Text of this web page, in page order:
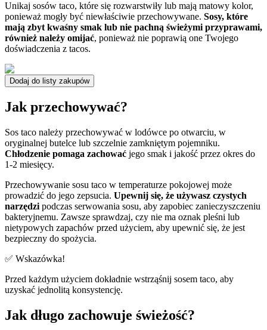
Unikaj sosów taco, które się rozwarstwiły lub mają matowy kolor,
ponieważ mogły być niewłaściwie przechowywane. Sosy, które
mają zbyt kwaśny smak lub nie pachną świeżymi przyprawami,
również należy omijać, ponieważ nie poprawią one Twojego
doświadczenia z tacos.
Dodaj do listy zakupów
Jak przechowywać?
Sos taco należy przechowywać w lodówce po otwarciu, w
oryginalnej butelce lub szczelnie zamkniętym pojemniku.
Chłodzenie pomaga zachować jego smak i jakość przez okres do
1-2 miesięcy.
Przechowywanie sosu taco w temperaturze pokojowej może
prowadzić do jego zepsucia. Upewnij się, że używasz czystych
narzędzi podczas serwowania sosu, aby zapobiec zanieczyszczeniu
bakteryjnemu. Zawsze sprawdzaj, czy nie ma oznak pleśni lub
nietypowych zapachów przed użyciem, aby upewnić się, że jest
bezpieczny do spożycia.
✅ Wskazówka!
Przed każdym użyciem dokładnie wstrząśnij sosem taco, aby
uzyskać jednolitą konsystencję.
Jak długo zachowuje świeżość?